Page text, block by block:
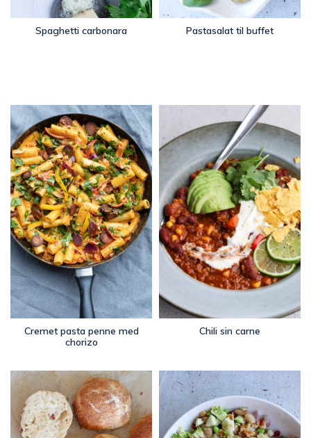
Spaghetti carbonara Pastasalat til buffet
Cremet pasta penne med
chorizo
Chili sin carne